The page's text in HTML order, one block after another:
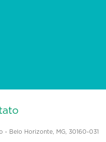
- Belo Horizonte, MG, 30160-031